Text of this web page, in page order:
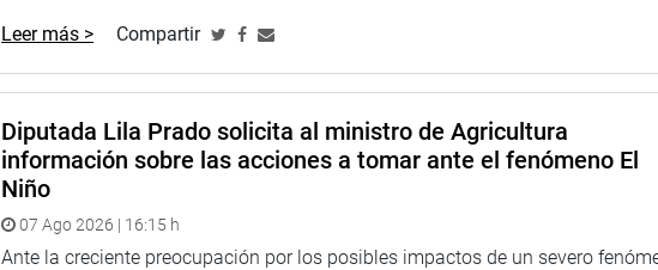
Leer más > Compartir
Diputada Lila Prado solicita al ministro de Agricultura
información sobre las acciones a tomar ante el fenómeno El
Niño
07 Ago 2026 | 16:15 h
Ante la creciente preocupación por los posibles impactos de un severo